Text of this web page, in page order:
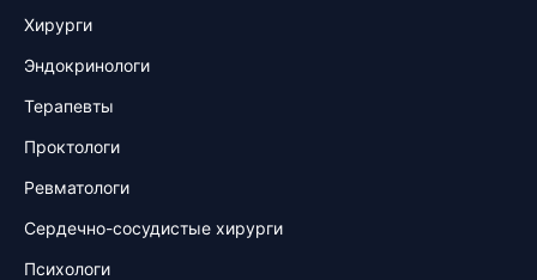
Хирурги
Эндокринологи
Терапевты
Проктологи
Ревматологи
Сердечно-сосудистые хирурги
Психологи